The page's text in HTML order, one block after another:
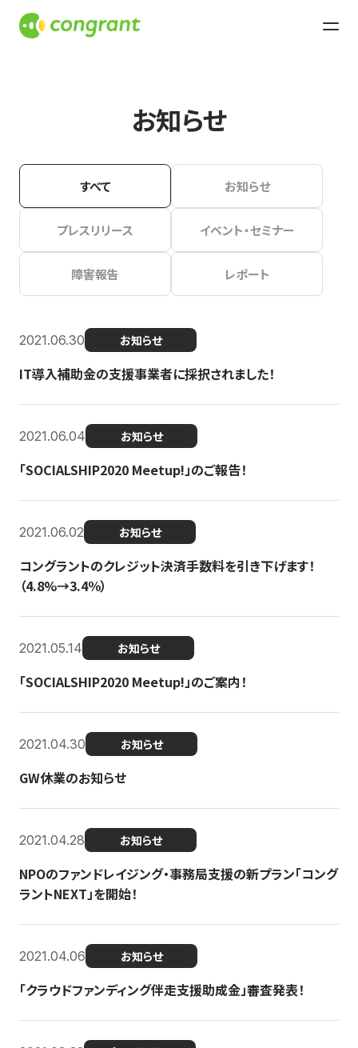
お知らせ
すべて お知らせ
プレスリリース イベント・セミナー
障害報告 レポート
2021.06.30 お知らせ
IT導入補助金の支援事業者に採択されました！
2021.06.04 お知らせ
「SOCIALSHIP2020 Meetup!」のご報告！
2021.06.02 お知らせ
コングラントのクレジット決済手数料を引き下げます！
（4.8%→3.4％）
2021.05.14 お知らせ
「SOCIALSHIP2020 Meetup!」のご案内！
2021.04.30 お知らせ
GW休業のお知らせ
2021.04.28 お知らせ
NPOのファンドレイジング・事務局支援の新プラン「コング
ラントNEXT」を開始！
2021.04.06 お知らせ
「クラウドファンディング伴走支援助成金」審査発表！